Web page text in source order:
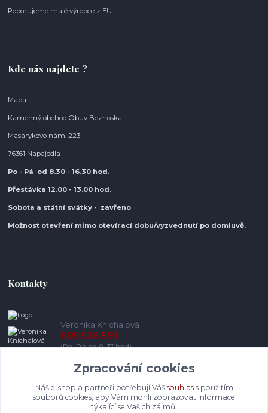
Poporujeme malé výrobce z EU
Kde nás najdete ?
Mapa
Kamenný obchod Obuv Beznoska
Masarykovo nám. 223
76361 Napajedla
Po - Pá od 8.30 - 16.30 hod.
Přestávka 12.00 - 13.00 hod.
Sobota a státní svátky - zavřeno
Možnost otevření mimo otevírací dobu/vyzvednutí po domluvě.
Kontakty
Veronika Kníchalová
605 536 591
(Po-Pá od 8-17 hod)
info@pohodlneboty.cz
Zpracování cookies
Náš e-shop a partneři potřebují Váš souhlass použitím
souborů cookies, aby Vám mohli zobrazovat informace
týkající se Vašich zájmů.